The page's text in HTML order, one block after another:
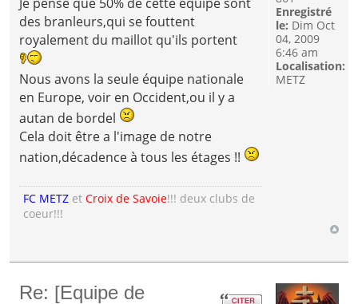
des branleurs,qui se fouttent
royalement du maillot qu'ils portent
Nous avons la seule équipe nationale
en Europe, voir en Occident,ou il y a
autan de bordel
Cela doit être a l'image de notre
nation,décadence à tous les étages !!
FC METZ etCroix de Savoie!!! deux clubs de
coeur!!!
Enregistré
le: Dim Oct
04, 2009
6:46 am
Localisation:
METZ
Re: [Equipe de